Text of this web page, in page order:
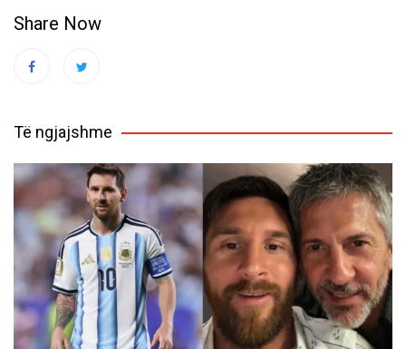
Share Now
Të ngjajshme